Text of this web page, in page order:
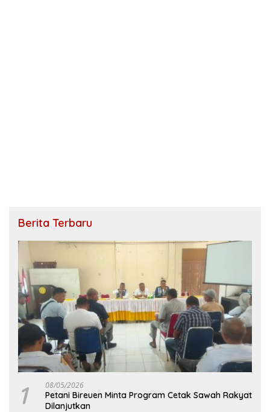
Berita Terbaru
1 08/05/2026
Petani Bireuen Minta Program Cetak Sawah Rakyat
Dilanjutkan